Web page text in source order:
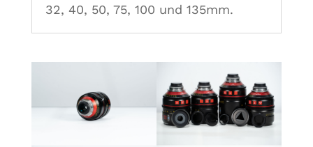
32, 40, 50, 75, 100 und 135mm.